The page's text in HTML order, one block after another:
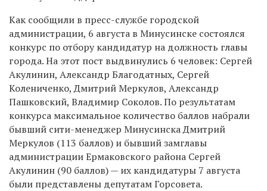
Как сообщили в пресс-службе городской
администрации, 6 августа в Минусинске состоялся
конкурс по отбору кандидатур на должность главы
города. На этот пост выдвинулись 6 человек: Сергей
Акулинин, Александр Благодатных, Сергей
Колениченко, Дмитрий Меркулов, Александр
Пашковский, Владимир Соколов. По результатам
конкурса максимальное количество баллов набрали
бывший сити-менеджер Минусинска Дмитрий
Меркулов (113 баллов) и бывший замглавы
администрации Ермаковского района Сергей
Акулинин (90 баллов) — их кандидатуры 7 августа
были представлены депутатам Горсовета.